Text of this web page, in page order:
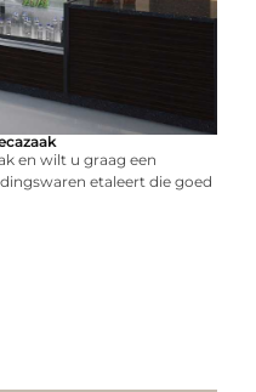
en wilt u graag een
etaleert die goed